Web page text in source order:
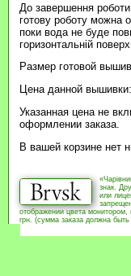
До завершення
готову роботу можна
поки вода не буде
горизонтальній
Размер готовой
Цена данной
Указанная цена не
оформлении заказа.
В вашей корзине нет
знак.
или
отображении цвета монитором,
грн. (сумма заказа должна